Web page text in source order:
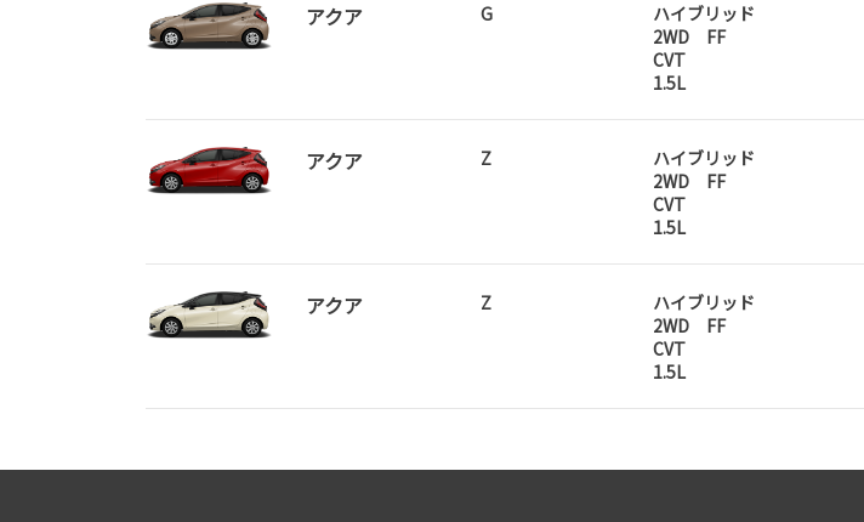
アクア G
ハイブリッド
2WD FF
CVT
1.5L
アクア Z
ハイブリッド
2WD FF
CVT
1.5L
アクア Z
ハイブリッド
2WD FF
CVT
1.5L